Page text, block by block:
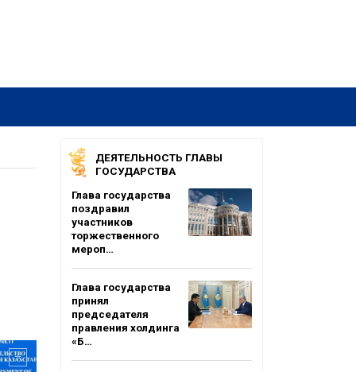
ДЕЯТЕЛЬНОСТЬ ГЛАВЫ
ГОСУДАРСТВА
Глава государства
поздравил
участников
торжественного
мероп…
Глава государства
принял
председателя
правления холдинга
«Б…